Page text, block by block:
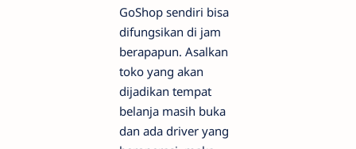
GoShop sendiri bisa
difungsikan di jam
berapapun. Asalkan
toko yang akan
dijadikan tempat
belanja masih buka
dan ada driver yang